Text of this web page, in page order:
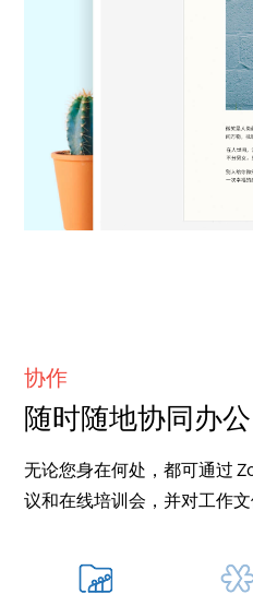
协作
随时随地协同办公
无论您身在何处，都可通过
议和在线培训会，并对工作